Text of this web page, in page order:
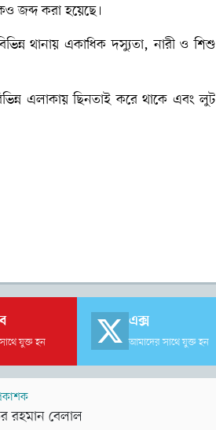
জব্দ করা হয়েছে।
থানায় একাধিক দস্যুতা, নারী ও শিশু
এলাকায় ছিনতাই করে থাকে এবং লুট
যুক্ত হন
এক্স
আমাদের সাথে যুক্ত হন
রহমান বেলাল